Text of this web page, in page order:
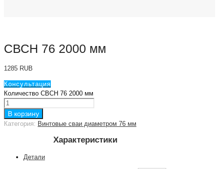
СВСН 76 2000 мм
1285 RUB
Консультация
Количество СВСН 76 2000 мм
В корзину
Категория: Винтовые сваи диаметром 76 мм
Характеристики
Детали